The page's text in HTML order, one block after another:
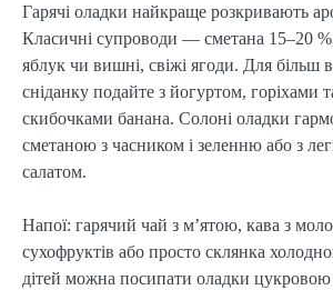
Гарячі оладки найкраще розкривають
Класичні супроводи — сметана 15–20
яблук чи вишні, свіжі ягоди. Для більш
сніданку подайте з йогуртом, горіхами
скибочками банана. Солоні оладки
сметаною з часником і зеленню або з
салатом.
Напої: гарячий чай з м’ятою, кава з
сухофруктів або просто склянка
дітей можна посипати оладки